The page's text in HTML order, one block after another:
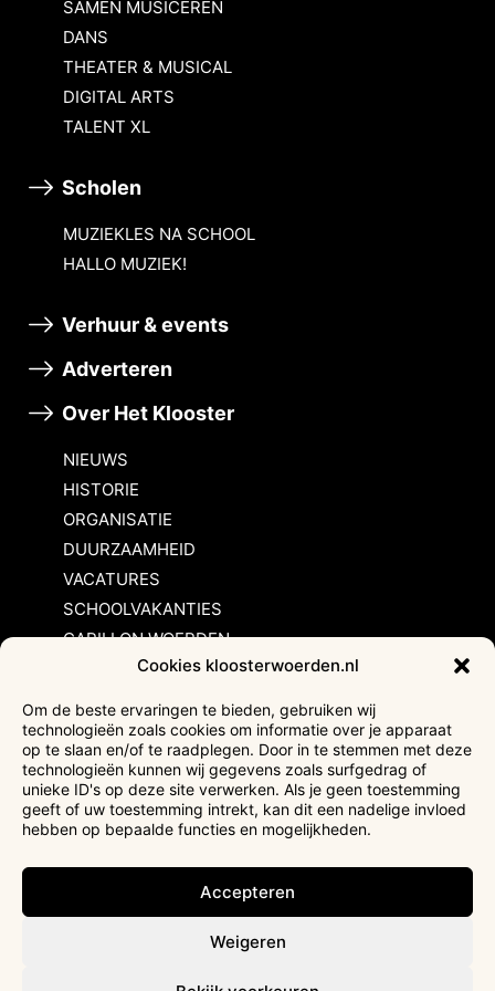
Cookies kloosterwoerden.nl
Om de beste ervaringen te bieden, gebruiken wij
technologieën zoals cookies om informatie over je apparaat
op te slaan en/of te raadplegen. Door in te stemmen met deze
technologieën kunnen wij gegevens zoals surfgedrag of
unieke ID's op deze site verwerken. Als je geen toestemming
geeft of uw toestemming intrekt, kan dit een nadelige invloed
hebben op bepaalde functies en mogelijkheden.
Accepteren
Weigeren
SAMEN MUSICEREN
DANS
THEATER & MUSICAL
DIGITAL ARTS
TALENT XL
Scholen
MUZIEKLES NA SCHOOL
HALLO MUZIEK!
Verhuur & events
Adverteren
Over Het Klooster
NIEUWS
HISTORIE
ORGANISATIE
DUURZAAMHEID
VACATURES
SCHOOLVAKANTIES
CARILLON WOERDEN
Inschrijvingsvoorwaarden
Bezoekersvoorwaarden
Huurvoorwaarden
Privacyverklaring
Ticketverkoop